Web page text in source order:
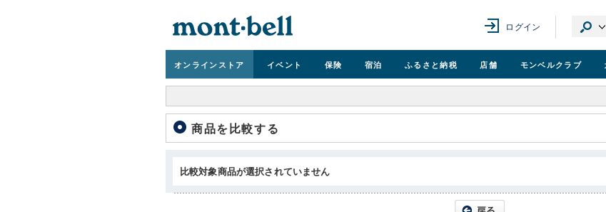
ログイン
オンラインストア イベント 保険 宿泊 ふるさと納税 店舗 モンベルクラブ
商品を比較する
比較対象商品が選択されていません